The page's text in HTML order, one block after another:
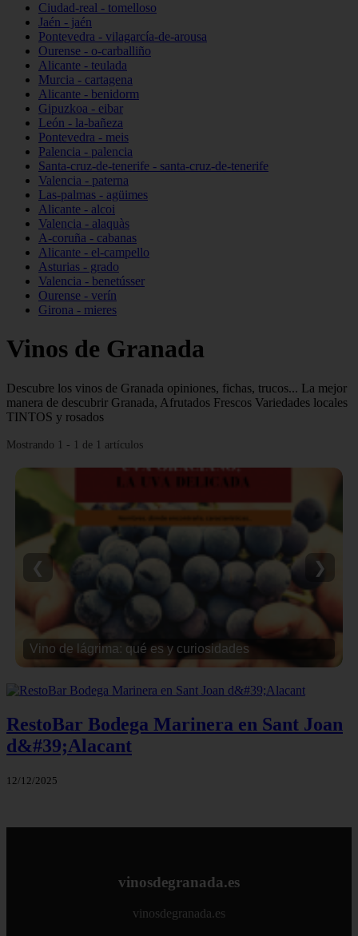
Ciudad-real - tomelloso
Jaén - jaén
Pontevedra - vilagarcía-de-arousa
Ourense - o-carballiño
Alicante - teulada
Murcia - cartagena
Alicante - benidorm
Gipuzkoa - eibar
León - la-bañeza
Pontevedra - meis
Palencia - palencia
Santa-cruz-de-tenerife - santa-cruz-de-tenerife
Valencia - paterna
Las-palmas - agüimes
Alicante - alcoi
Valencia - alaquàs
A-coruña - cabanas
Alicante - el-campello
Asturias - grado
Valencia - benetússer
Ourense - verín
Girona - mieres
Vinos de Granada
Descubre los vinos de Granada opiniones, fichas, trucos... La mejor
manera de descubrir Granada, Afrutados Frescos Variedades locales
TINTOS y rosados
Mostrando 1 - 1 de 1 artículos
Vino de lágrima: qué es y curiosidades
❮ ❯
RestoBar Bodega Marinera en Sant Joan
d&#39;Alacant
12/12/2025
vinosdegranada.es
vinosdegranada.es